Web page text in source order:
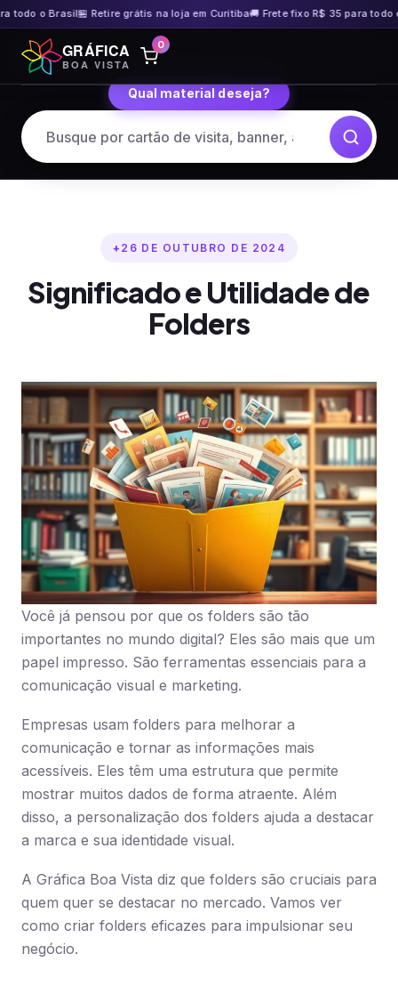
o Brasil🏪 Retire grátis na loja em Curitiba🚚 Frete fixo R$ 35 para todo o
Pular
para
o
GRÁFICA
BOA VISTA
0
Qual material deseja?
26 DE OUTUBRO DE 2024
Significado e Utilidade de
Folders
Você já pensou por que os folders são tão
importantes no mundo digital? Eles são mais que um
papel impresso. São ferramentas essenciais para a
comunicação visual e marketing.
Empresas usam folders para melhorar a
comunicação e tornar as informações mais
acessíveis. Eles têm uma estrutura que permite
mostrar muitos dados de forma atraente. Além
disso, a personalização dos folders ajuda a destacar
a marca e sua identidade visual.
A Gráfica Boa Vista diz que folders são cruciais para
quem quer se destacar no mercado. Vamos ver
como criar folders eficazes para impulsionar seu
negócio.